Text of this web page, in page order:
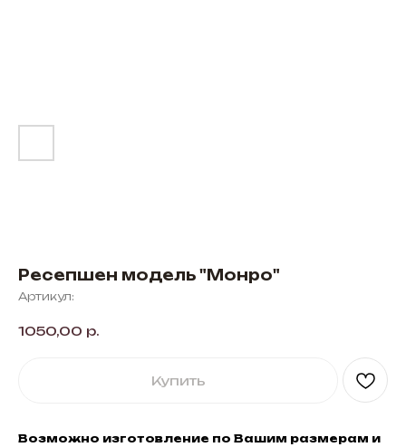
Ресепшен модель "Монро"
Артикул:
1050,00 р.
Купить
Возможно изготовление по Вашим размерам и